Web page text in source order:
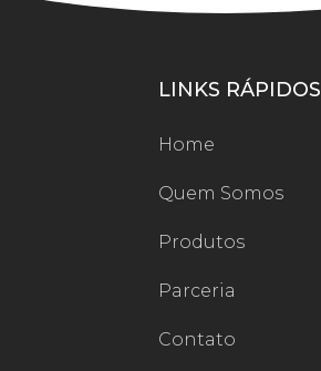
LINKS RÁPIDOS
Home
Quem Somos
Produtos
Parceria
Contato